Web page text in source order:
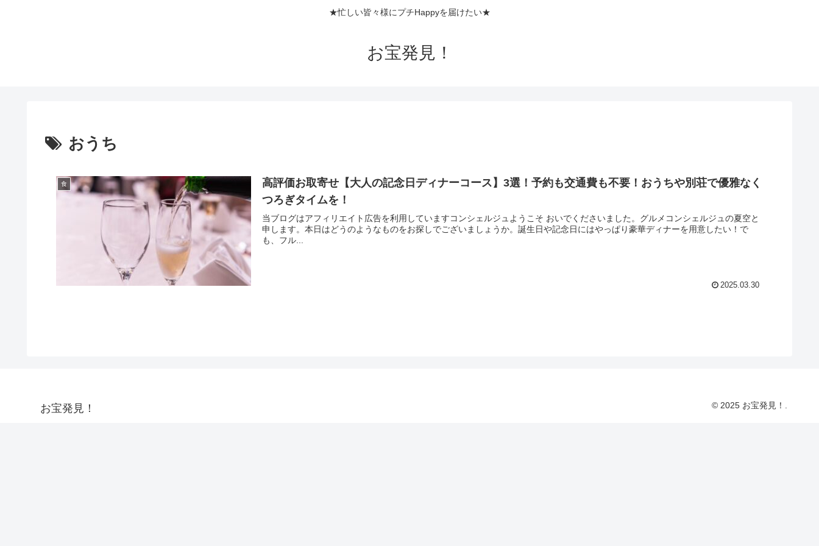
★忙しい皆々様にプチHappyを届けたい★
お宝発見！
おうち
食
高評価お取寄せ【大人の記念日ディナーコース】3選！予約も交通費も不要！おうちや別荘で優雅なく
つろぎタイムを！
当ブログはアフィリエイト広告を利用していますコンシェルジュようこそ おいでくださいました。グルメコンシェルジュの夏空と
申します。本日はどうのようなものをお探しでございましょうか。誕生日や記念日にはやっぱり豪華ディナーを用意したい！で
も、フル...
2025.03.30
お宝発見！ © 2025 お宝発見！.